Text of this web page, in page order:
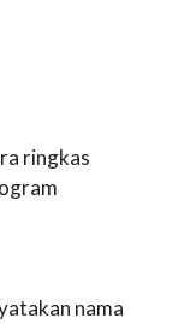
ringkas
nama